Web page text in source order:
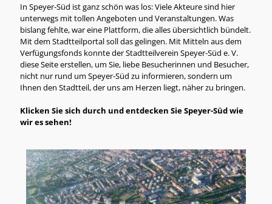
In Speyer-Süd ist ganz schön was los: Viele Akteure sind hier
unterwegs mit tollen Angeboten und Veranstaltungen. Was
bislang fehlte, war eine Plattform, die alles übersichtlich bündelt.
Mit dem Stadtteilportal soll das gelingen. Mit Mitteln aus dem
Verfügungsfonds konnte der Stadtteilverein Speyer-Süd e. V.
diese Seite erstellen, um Sie, liebe Besucherinnen und Besucher,
nicht nur rund um Speyer-Süd zu informieren, sondern um
Ihnen den Stadtteil, der uns am Herzen liegt, näher zu bringen.
Klicken Sie sich durch und entdecken Sie Speyer-Süd wie
wir es sehen!